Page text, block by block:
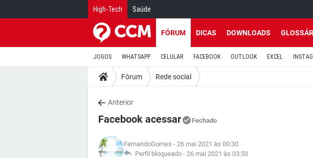
High-Tech Saúde
FÓRUM DICAS DOWNLOADS
JOGOS WHATSAPP CELULAR FACEBOOK OUTLOOK EXCEL
Fórum Rede social
Anterior
Facebook acessar Fechado
FernandoGomes - 26 mai 2021 às 00:30
Perfil bloqueado - 26 mai 2021 às 03:50